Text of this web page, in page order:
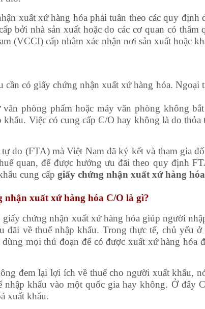
xuất xứ hàng hóa phải tuân theo các quy định
bởi nhà sản xuất hoặc do các cơ quan có thẩm
(VCCI) cấp nhằm xác nhận nơi sản xuất hoặc
cần có giấy chứng nhận xuất xứ hàng hóa. Ngoại
phòng phẩm hoặc máy văn phòng không
Việc có cung cấp C/O hay không là do thỏa
do (FTA) mà Việt Nam đã ký kết và tham gia
quan, để được hưởng ưu đãi theo quy định
cung cấp giấy chứng nhận xuất xứ hàng hóa
nhận xuất xứ hàng hóa C/O là gì?
giấy chứng nhận xuất xứ hàng hóa giúp người
đãi về thuế nhập khẩu. Trong thực tế, chủ yếu
mọi thủ đoạn để có được xuất xứ hàng hóa
đem lại lợi ích về thuế cho người xuất khẩu,
khẩu vào một quốc gia hay không. Ở đây
xuất khẩu.